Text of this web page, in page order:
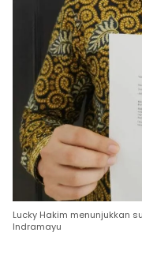
Lucky Hakim menunjukkan
Indramayu